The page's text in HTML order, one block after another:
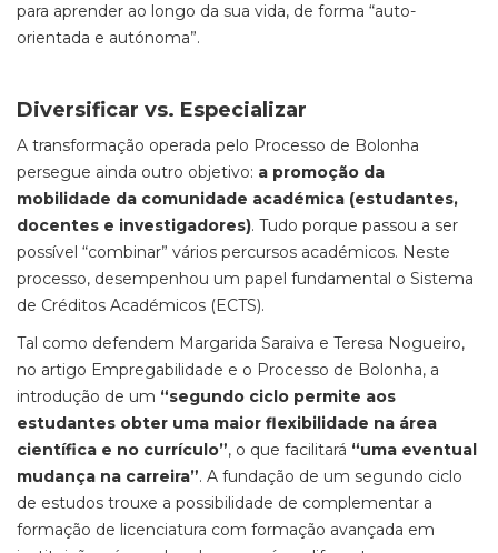
para aprender ao longo da sua vida, de forma “auto-
orientada e autónoma”.
Diversificar vs. Especializar
A transformação operada pelo Processo de Bolonha
persegue ainda outro objetivo: a promoção da
mobilidade da comunidade académica (estudantes,
docentes e investigadores). Tudo porque passou a ser
possível “combinar” vários percursos académicos. Neste
processo, desempenhou um papel fundamental o Sistema
de Créditos Académicos (ECTS).
Tal como defendem Margarida Saraiva e Teresa Nogueiro,
no artigo Empregabilidade e o Processo de Bolonha, a
introdução de um “segundo ciclo permite aos
estudantes obter uma maior flexibilidade na área
científica e no currículo”, o que facilitará “uma eventual
mudança na carreira”. A fundação de um segundo ciclo
de estudos trouxe a possibilidade de complementar a
formação de licenciatura com formação avançada em